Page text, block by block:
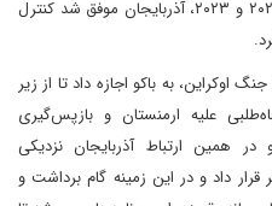
بود. با پیروزی‌های نظامی در سال‌های ۲۰۲۰ و ۲۰۲۳، آذربایجان موفق شد کنترل
به باکو اجازه داد تا از زیر
علیه ارمنستان و بازپس‌گیری
همین ارتباط آذربایجان نزدیکی
قرار داد و در این زمینه گام برداشت و